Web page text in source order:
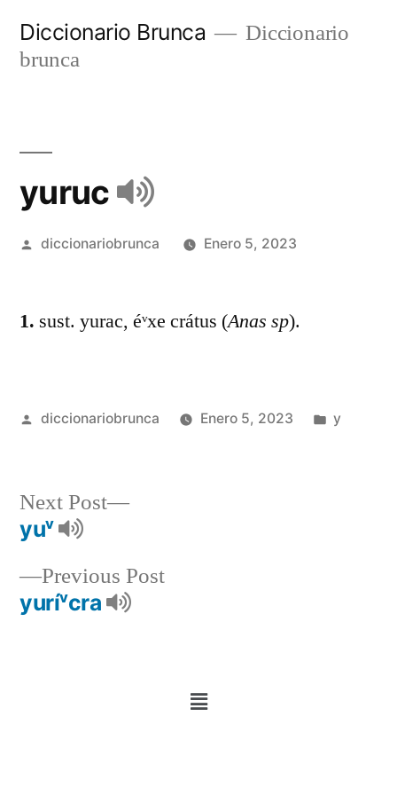
Diccionario Brunca
Diccionario
brunca
yuruc
diccionariobrunca Enero 5, 2023
1. sust. yurac, éᵛxe crátus (Anas sp).
diccionariobrunca Enero 5, 2023 y
Previous Post
yuríᵛcra
Next Post
yuᵛ